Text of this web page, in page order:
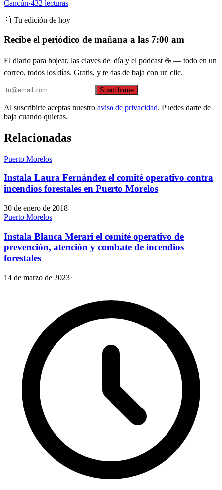
Cancún·432 lecturas
📰 Tu edición de hoy
Recibe el periódico de mañana a las 7:00 am
El diario para hojear, las claves del día y el podcast ☕ — todo en un
correo, todos los días. Gratis, y te das de baja con un clic.
Suscribirme
Al suscribirte aceptas nuestro aviso de privacidad. Puedes darte de
baja cuando quieras.
Relacionadas
Puerto Morelos
Instala Laura Fernández el comité operativo contra
incendios forestales en Puerto Morelos
30 de enero de 2018
Puerto Morelos
Instala Blanca Merari el comité operativo de
prevención, atención y combate de incendios
forestales
14 de marzo de 2023·